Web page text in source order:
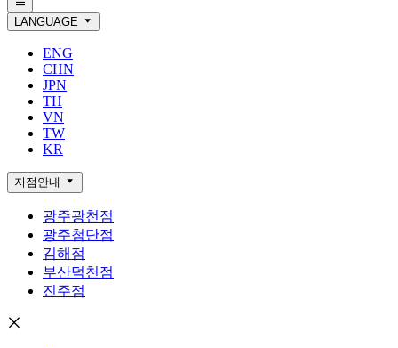
LANGUAGE
ENG
CHN
JPN
TH
VN
TW
KR
지점안내
광주광천점
광주첨단점
김해점
부산덕천점
진주점